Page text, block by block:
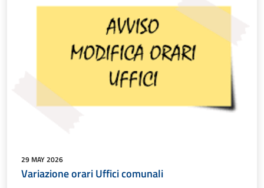
29 MAY 2026
Variazione orari Uffici comunali